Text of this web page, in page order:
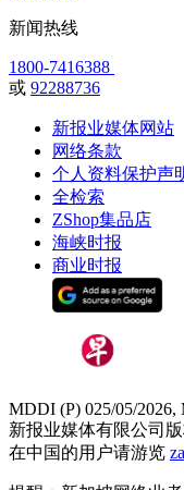
新闻热线
1800-7416388
或 92288736
新报业媒体网站
网络条款
个人资料保护声
全检索
ZShop集品店
海峡时报
商业时报
MDDI (P) 025/05/2026,
新报业媒体有限公司版
在中国的用户请游览